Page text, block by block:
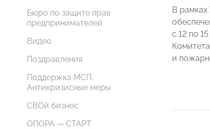
Бюро по защите прав
предпринимателей
Видео
Поздравления
Поддержка МСП.
Антикризисные меры
СВОй бизнес
ОПОРА — СТАРТ
В рамках
с 12 по
и